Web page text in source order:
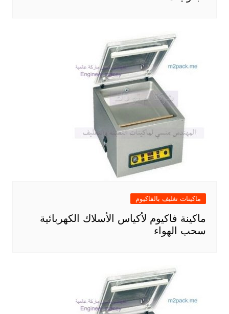
ماكينات تغليف بالفاكيوم
ماكينة فاكيوم لأكياس الأسلاك الكهربائية
سحب الهواء